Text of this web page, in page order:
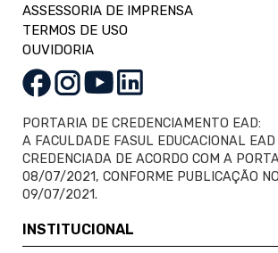
ASSESSORIA DE IMPRENSA
TERMOS DE USO
OUVIDORIA
PORTARIA DE CREDENCIAMENTO EAD:
A FACULDADE FASUL EDUCACIONAL EAD
CREDENCIADA DE ACORDO COM A
08/07/2021, CONFORME PUBLICAÇÃO NO
09/07/2021.
INSTITUCIONAL